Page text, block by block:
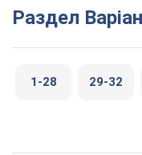
Раздел
1-28 29-32